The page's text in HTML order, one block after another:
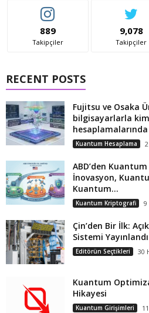
889
Takipçiler
9,078
Takipçiler
RECENT POSTS
Fujitsu ve Osaka
bilgisayarlarla
Kuantum Hesaplama
ABD’den
İnovasyon,
Kuantum...
Kuantum Kriptografi 9
Çin’den Bir İlk:
Sistemi Yayınlandı
Editörün Seçtikleri 30
Kuantum
Hikayesi
Kuantum Girişimleri